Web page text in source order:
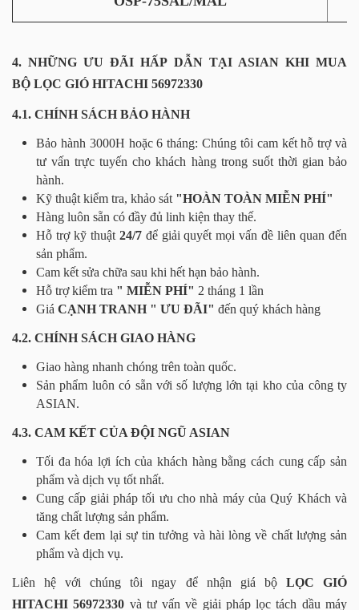
4. NHỮNG ƯU ĐÃI HẤP DẪN TẠI ASIAN KHI MUA
BỘ LỌC GIÓ HITACHI 56972330
4.1. CHÍNH SÁCH BẢO HÀNH
Bảo hành 3000H hoặc 6 tháng: Chúng tôi cam kết hỗ trợ và
tư vấn trực tuyến cho khách hàng trong suốt thời gian bảo
hành.
Kỹ thuật kiểm tra, khảo sát "HOÀN TOÀN MIỄN PHÍ"
Hàng luôn sẵn có đầy đủ linh kiện thay thế.
Hỗ trợ kỹ thuật 24/7 để giải quyết mọi vấn đề liên quan đến
sản phẩm.
Cam kết sửa chữa sau khi hết hạn bảo hành.
Hỗ trợ kiểm tra " MIỄN PHÍ" 2 tháng 1 lần
Giá CẠNH TRANH " ƯU ĐÃI" đến quý khách hàng
4.2. CHÍNH SÁCH GIAO HÀNG
Giao hàng nhanh chóng trên toàn quốc.
Sản phẩm luôn có sẵn với số lượng lớn tại kho của công ty
ASIAN.
4.3. CAM KẾT CỦA ĐỘI NGŨ ASIAN
Tối đa hóa lợi ích của khách hàng bằng cách cung cấp sản
phẩm và dịch vụ tốt nhất.
Cung cấp giải pháp tối ưu cho nhà máy của Quý Khách và
tăng chất lượng sản phẩm.
Cam kết đem lại sự tin tưởng và hài lòng về chất lượng sản
phẩm và dịch vụ.
Liên hệ với chúng tôi ngay để nhận giá bộ LỌC GIÓ
HITACHI 56972330 và tư vấn về giải pháp lọc tách dầu máy